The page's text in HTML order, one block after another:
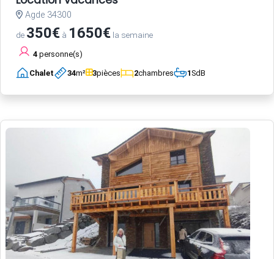
Agde 34300
de 350€ à 1650€ la semaine
4 personne(s)
Chalet 34m² 3pièces 2chambres 1SdB